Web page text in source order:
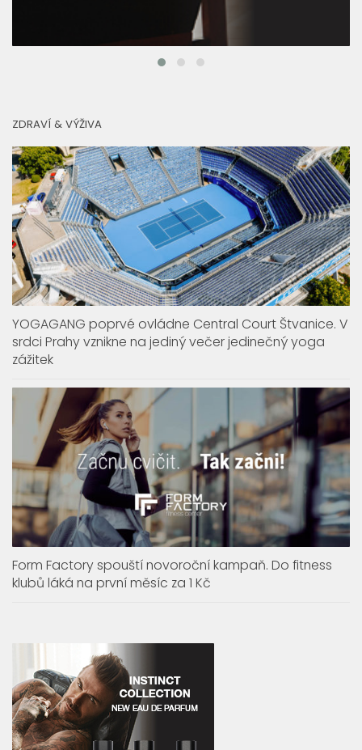
YOGAGANG poprvé ovládne Central Court Štvanice. V
srdci Prahy vznikne na jediný večer jedinečný yoga
zážitek
Form Factory spouští novoroční kampaň. Do fitness
klubů láká na první měsíc za 1 Kč